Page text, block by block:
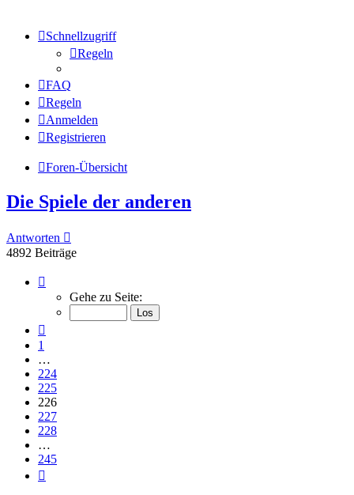
Schnellzugriff
Regeln
FAQ
Regeln
Anmelden
Registrieren
Foren-Übersicht
Die Spiele der anderen
Antworten
4892 Beiträge
226
von
Gehe zu Seite:
1
…
224
225
226
227
228
…
245